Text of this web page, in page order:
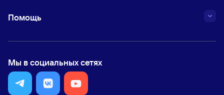
Помощь
Мы в социальных сетях